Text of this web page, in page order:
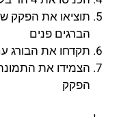
תוציאו את הפקק
הברגים פנים
תקדחו את הבורג עם
הצמידו את
הפקק